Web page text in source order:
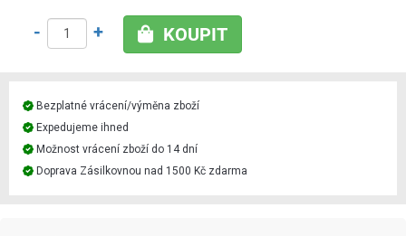
- + KOUPIT
Bezplatné vrácení/výměna zboží
Expedujeme ihned
Možnost vrácení zboží do 14 dní
Doprava Zásilkovnou nad 1500 Kč zdarma